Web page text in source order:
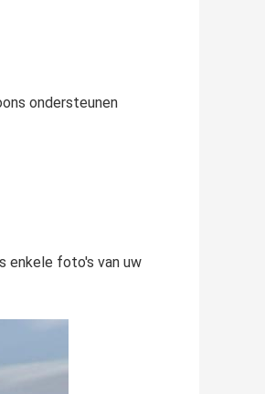
ondersteunen
enkele foto's van uw